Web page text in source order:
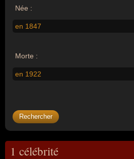
Née :
en 1847
Morte :
en 1922
1 célébrité